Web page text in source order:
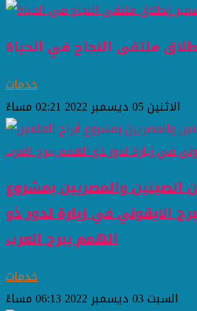
خدمات
الاثنين 05 ديسمبر 2022 02:21 مساءً
الصينين والمصريين بمشروع
الايقوني في زيارة لدور ذو
الهمم ببرج العرب
خدمات
السبت 03 ديسمبر 2022 06:13 مساءً